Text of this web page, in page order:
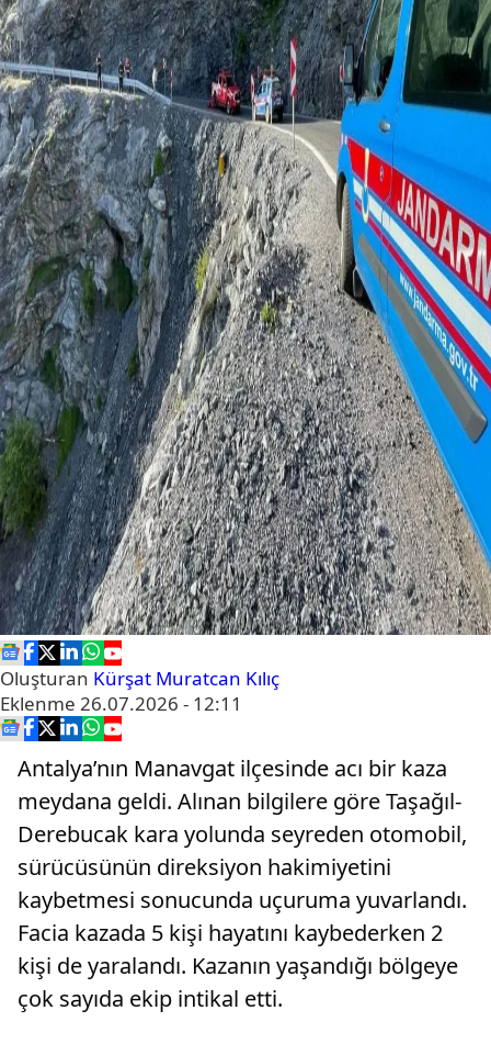
Oluşturan Kürşat Muratcan Kılıç
Eklenme 26.07.2026 - 12:11
Antalya’nın Manavgat ilçesinde acı bir kaza
meydana geldi. Alınan bilgilere göre Taşağıl-
Derebucak kara yolunda seyreden otomobil,
sürücüsünün direksiyon hakimiyetini
kaybetmesi sonucunda uçuruma yuvarlandı.
Facia kazada 5 kişi hayatını kaybederken 2
kişi de yaralandı. Kazanın yaşandığı bölgeye
çok sayıda ekip intikal etti.